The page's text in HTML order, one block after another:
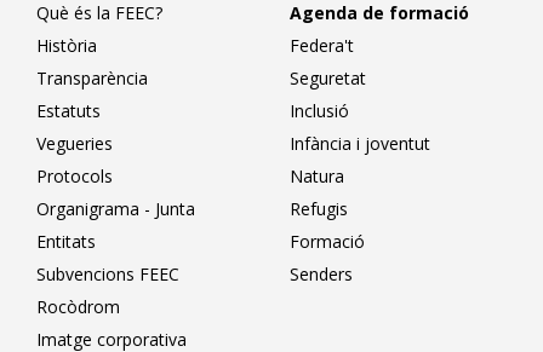
Què és la FEEC?
Història
Transparència
Estatuts
Vegueries
Protocols
Organigrama - Junta
Entitats
Subvencions FEEC
Rocòdrom
Imatge corporativa
Agenda de formació
Federa't
Seguretat
Inclusió
Infància i joventut
Natura
Refugis
Formació
Senders